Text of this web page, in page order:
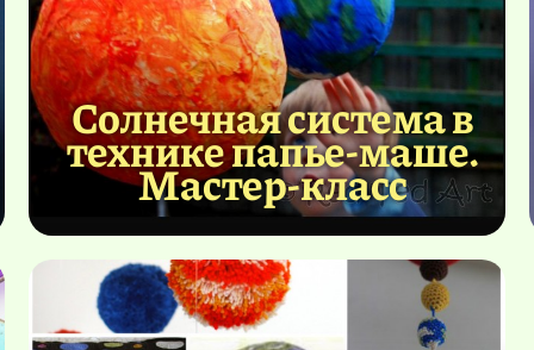
Солнечная система в
технике папье-маше.
Мастер-класс